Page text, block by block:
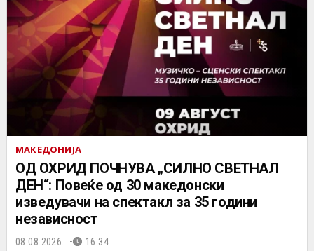
МАКЕДОНИЈА
ОД ОХРИД ПОЧНУВА „СИЛНО СВЕТНАЛ
ДЕН“: Повеќе од 30 македонски
изведувачи на спектакл за 35 години
независност
08.08.2026. 16:34